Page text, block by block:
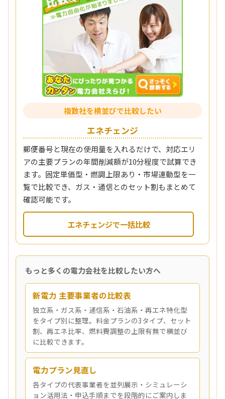
複数社を横並びで比較したい
エネチェンジ
郵便番号と現在の使用量を入れるだけで、対応エリ
アの主要プランの年間削減額が10分程度で試算でき
ます。固定単価型・燃調上限あり・市場連動型を一
覧で比較でき、ガス・通信とのセット割もまとめて
確認可能です。
エネチェンジで一括比較
もっと多くの電力会社を比較したい方へ
新電力 主要事業者の比較表
独立系・ガス系・通信系・石油系・再エネ特化型
をタイプ別に整理。料金プランの3タイプ、セット
割、再エネ比率、燃料費調整の上限有無で横並び
に比較できます。
電力プラン見直し
各タイプの代表事業者を並列展示・シミュレーシ
ョン活用法・申込手順までを段階的にご案内しま